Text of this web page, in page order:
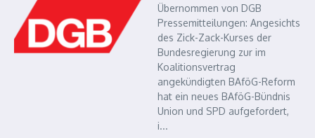
Übernommen von DGB
Pressemitteilungen: Angesichts
des Zick-Zack-Kurses der
Bundesregierung zur im
Koalitionsvertrag
angekündigten BAföG-Reform
hat ein neues BAföG-Bündnis
Union und SPD aufgefordert,
i...